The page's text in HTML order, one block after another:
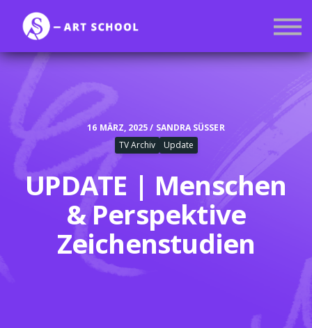
Mitgliedschaft
Anmelden
16 MÄRZ, 2025 / SANDRA SÜSSER
TV Archiv
Update
UPDATE | Menschen
& Perspektive
Zeichenstudien